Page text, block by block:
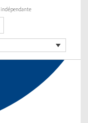
indépendante